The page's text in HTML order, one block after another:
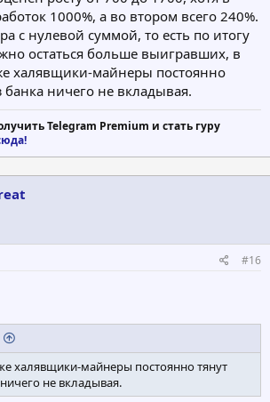
1000%, а во втором всего 240%.
с нулевой суммой, то есть по итогу
остаться больше выигравших, в
халявщики-майнеры постоянно
банка ничего не вкладывая.
Telegram Premium и стать гуру
#16
халявщики-майнеры постоянно тянут
не вкладывая.